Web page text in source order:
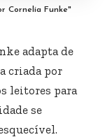
Cornelia Funke"
adapta de
criada por
leitores para
se